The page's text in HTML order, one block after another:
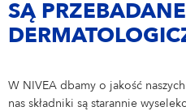
SĄ PRZEBADANE
W NIVEA dbamy o jakość
nas składniki są starannie